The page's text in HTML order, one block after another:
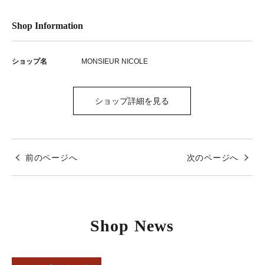
Shop Information
ショップ名 MONSIEUR NICOLE
ショップ詳細を見る
前のページへ 次のページへ
Shop News